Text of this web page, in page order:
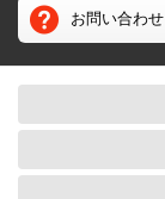
お問い合わせ